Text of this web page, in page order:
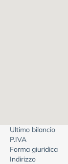
Ultimo bilancio
P.IVA
Forma giuridica
Indirizzo